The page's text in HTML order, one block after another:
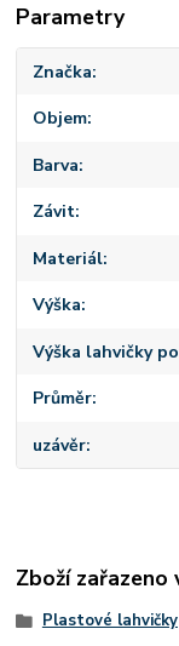
Parametry
Značka
Objem
Barva
Závit
Materiál
Výška
Výška lahvičky
Průměr
uzávěr
Zboží zařazeno
Plastové lahvičky